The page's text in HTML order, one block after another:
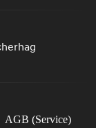
AGB (Service)